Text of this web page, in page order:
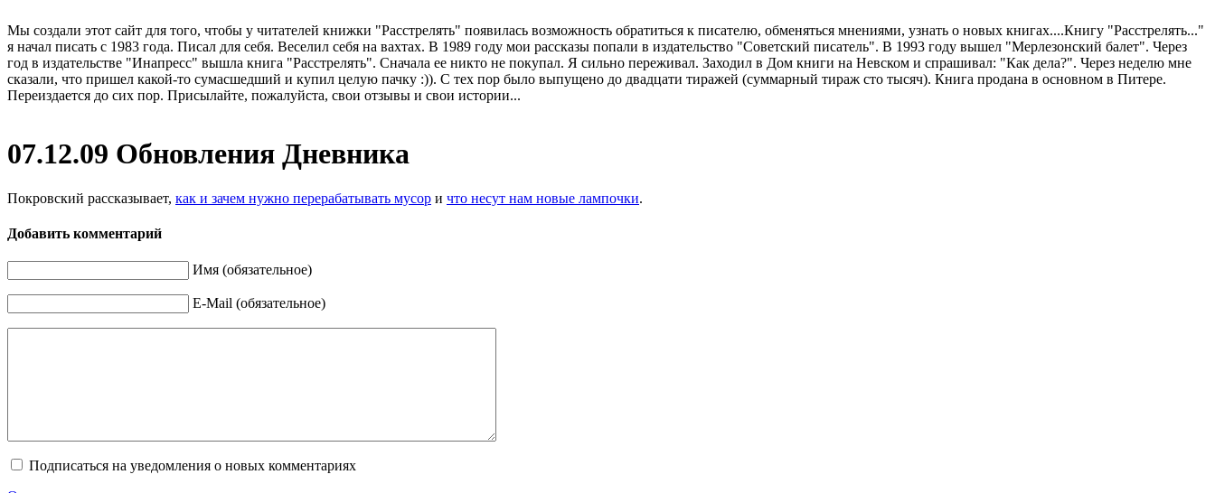
Мы создали этот сайт для того, чтобы у читателей книжки "Расстрелять" появилась возможность обратиться к писателю, обменяться мнениями, узнать о новых книгах....Книгу "Расстрелять..."
я начал писать с 1983 года. Писал для себя. Веселил себя на вахтах. В 1989 году мои рассказы попали в издательство "Советский писатель". В 1993 году вышел "Мерлезонский балет". Через
год в издательстве "Инапресс" вышла книга "Расстрелять". Сначала ее никто не покупал. Я сильно переживал. Заходил в Дом книги на Невском и спрашивал: "Как дела?". Через неделю мне
сказали, что пришел какой-то сумасшедший и купил целую пачку :)). С тех пор было выпущено до двадцати тиражей (суммарный тираж сто тысяч). Книга продана в основном в Питере.
Переиздается до сих пор. Присылайте, пожалуйста, свои отзывы и свои истории...
07.12.09 Обновления Дневника
Покровский рассказывает, как и зачем нужно перерабатывать мусор и что несут нам новые лампочки.
Добавить комментарий
Имя (обязательное)
E-Mail (обязательное)
Подписаться на уведомления о новых комментариях